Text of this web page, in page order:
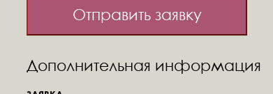
Отправить заявку
Дополнительная информация